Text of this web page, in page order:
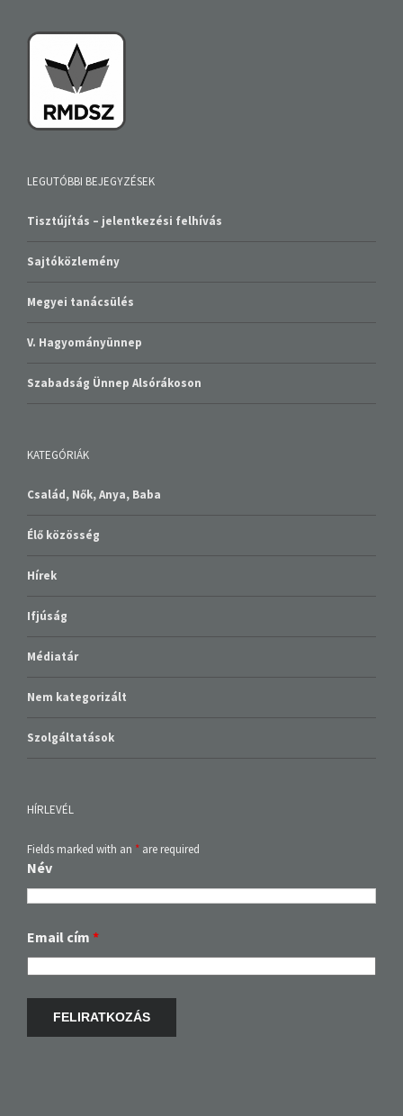
LEGUTÓBBI BEJEGYZÉSEK
Tisztújítás – jelentkezési felhívás
Sajtóközlemény
Megyei tanácsülés
V. Hagyományünnep
Szabadság Ünnep Alsórákoson
KATEGÓRIÁK
Család, Nők, Anya, Baba
Élő közösség
Hírek
Ifjúság
Médiatár
Nem kategorizált
Szolgáltatások
HÍRLEVÉL
Fields marked with an * are required
Név
Email cím *